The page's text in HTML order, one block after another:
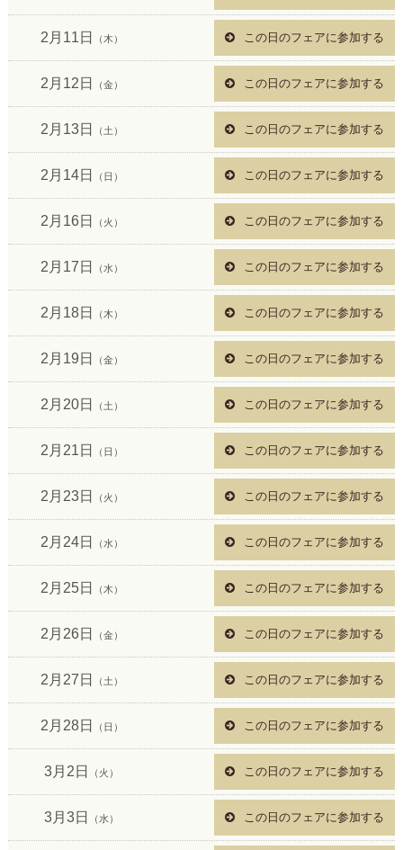
2月11日 （木） この日のフェアに参加する
2月12日 （金） この日のフェアに参加する
2月13日 （土） この日のフェアに参加する
2月14日 （日） この日のフェアに参加する
2月16日 （火） この日のフェアに参加する
2月17日 （水） この日のフェアに参加する
2月18日 （木） この日のフェアに参加する
2月19日 （金） この日のフェアに参加する
2月20日 （土） この日のフェアに参加する
2月21日 （日） この日のフェアに参加する
2月23日 （火） この日のフェアに参加する
2月24日 （水） この日のフェアに参加する
2月25日 （木） この日のフェアに参加する
2月26日 （金） この日のフェアに参加する
2月27日 （土） この日のフェアに参加する
2月28日 （日） この日のフェアに参加する
3月2日 （火） この日のフェアに参加する
3月3日 （水） この日のフェアに参加する